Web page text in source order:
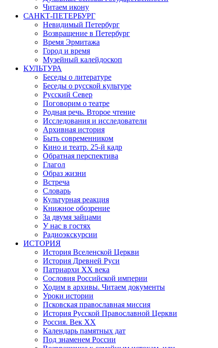
Читаем икону
САНКТ-ПЕТЕРБУРГ
Невидимый Петербург
Возвращение в Петербург
Время Эрмитажа
Город и время
Музейный калейдоскоп
КУЛЬТУРА
Беседы о литературе
Беседы о русской культуре
Русский Север
Поговорим о театре
Родная речь. Второе чтение
Исследования и исследователи
Архивная история
Быть современником
Кино и театр. 25-й кадр
Обратная перспектива
Глагол
Образ жизни
Встреча
Словарь
Культурная реакция
Книжное обозрение
За двумя зайцами
У нас в гостях
Радиоэкскурсии
ИСТОРИЯ
История Вселенской Церкви
История Древней Руси
Патриархи XX века
Сословия Российской империи
Ходим в архивы. Читаем документы
Уроки истории
Псковская православная миссия
История Русской Православной Церкви
Россия. Век ХХ
Календарь памятных дат
Под знаменем России